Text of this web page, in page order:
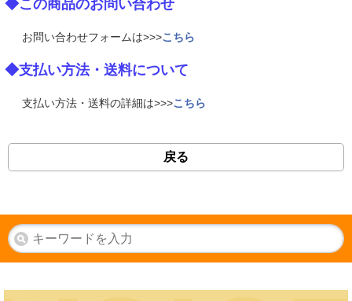
◆この商品のお問い合わせ
お問い合わせフォームは>>>こちら
◆支払い方法・送料について
支払い方法・送料の詳細は>>>こちら
戻る